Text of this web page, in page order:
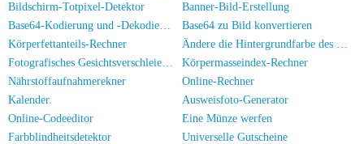
Bildschirm-Totpixel-Detektor
Banner-Bild-Erstellung
Base64-Kodierung und -Dekodierung
Base64 zu Bild konvertieren
Körperfettanteils-Rechner
Ändere die Hintergrundfarbe des Fotos
Fotografisches Gesichtsverschleierungstool
Körpermasseindex-Rechner
Nährstoffaufnahmerekner
Online-Rechner
Kalender.
Ausweisfoto-Generator
Online-Codeeditor
Eine Münze werfen
Farbblindheitsdetektor
Universelle Gutscheine